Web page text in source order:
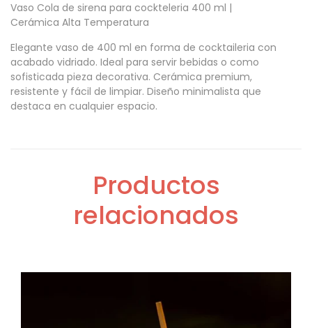
Vaso Cola de sirena para cockteleria 400 ml |
Cerámica Alta Temperatura
Elegante vaso de 400 ml en forma de cocktaileria con
acabado vidriado. Ideal para servir bebidas o como
sofisticada pieza decorativa. Cerámica premium,
resistente y fácil de limpiar. Diseño minimalista que
destaca en cualquier espacio.
Productos
relacionados